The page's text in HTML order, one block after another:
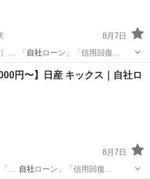
8月7日
ローン◎｜ … 「 自社ローン」「信用回復…
アルファード ラウンジ
円〜】日産 キックス｜自社ロ
8月7日
ローン◎ 「… 自社ローン」「信用回復…